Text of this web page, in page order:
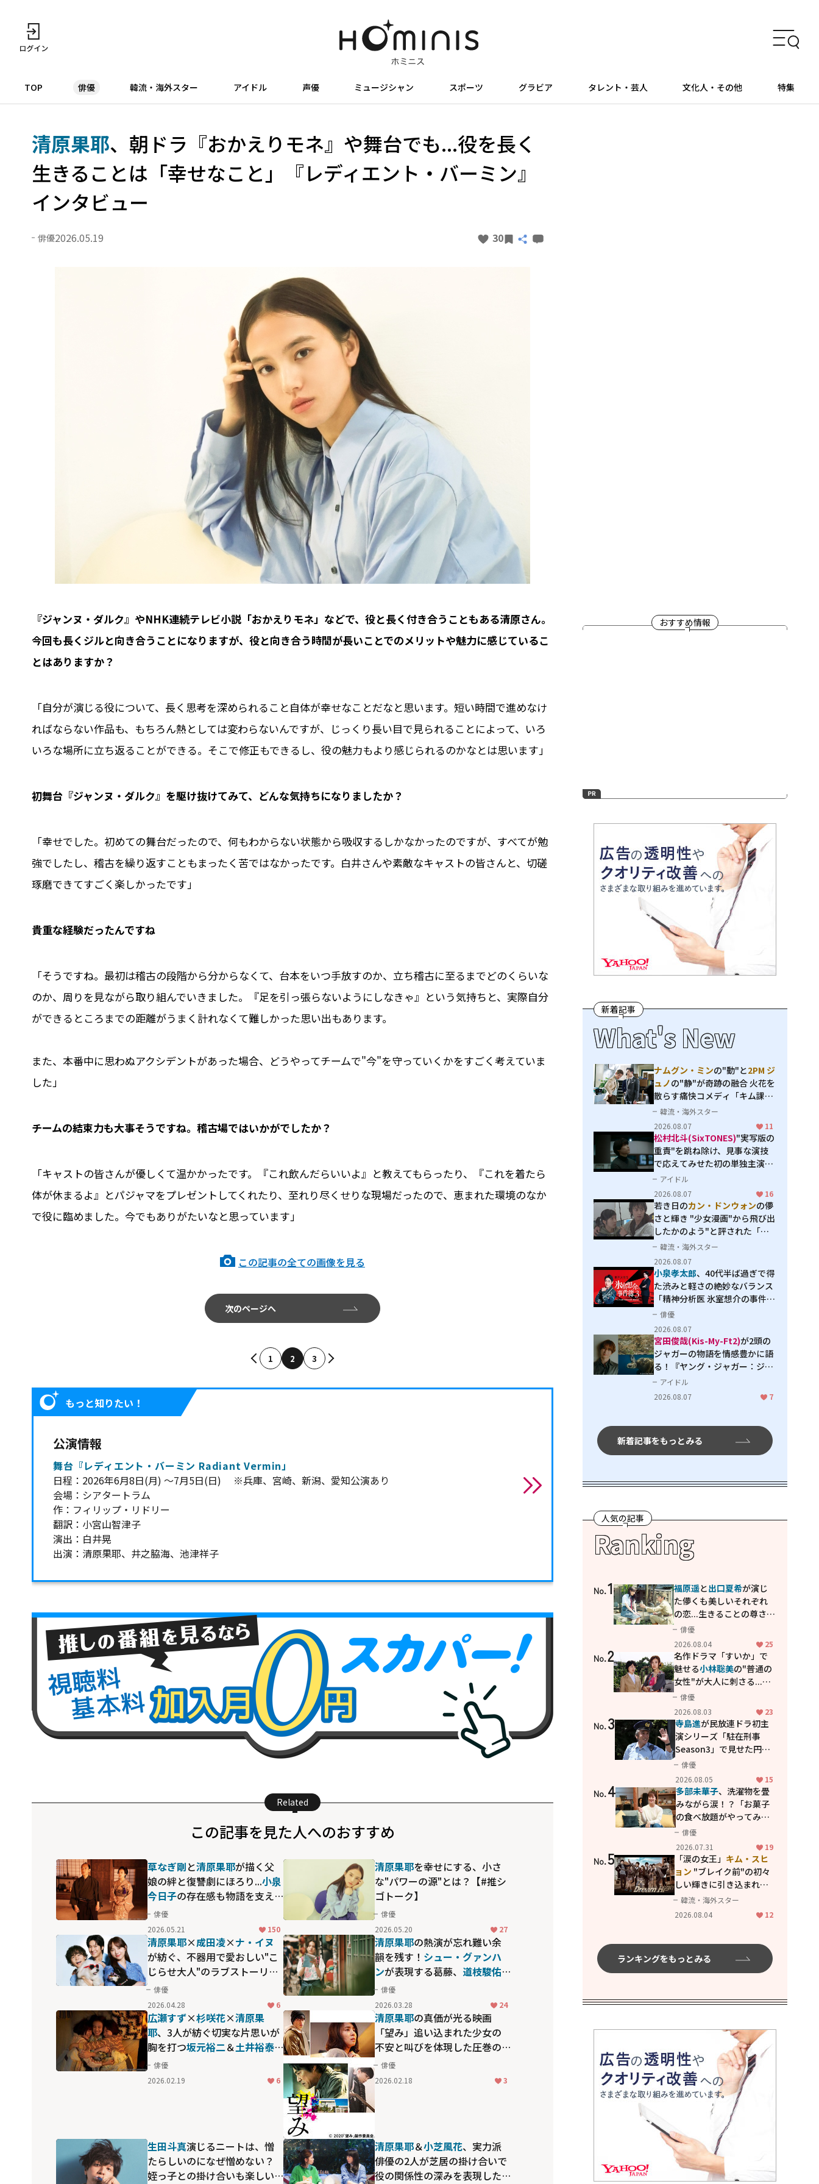
TOP 俳優 韓流・海外スター アイドル 声優 ミュージシャン スポーツ グラビア タレント・芸人 文化人・その他 特集
清原果耶、朝ドラ『おかえりモネ』や舞台でも...役を長く
生きることは「幸せなこと」『レディエント・バーミン』
インタビュー
俳優2026.05.19 30
――『ジャンヌ・ダルク』やNHK連続テレビ小説「おかえりモネ」などで、役と長く付き合うこともある清原さん。
今回も長くジルと向き合うことになりますが、役と向き合う時間が長いことでのメリットや魅力に感じているこ
とはありますか？
「自分が演じる役について、長く思考を深められること自体が幸せなことだなと思います。短い時間で進めなけ
ればならない作品も、もちろん熱としては変わらないんですが、じっくり長い目で見られることによって、いろ
いろな場所に立ち返ることができる。そこで修正もできるし、役の魅力もより感じられるのかなとは思います」
――初舞台『ジャンヌ・ダルク』を駆け抜けてみて、どんな気持ちになりましたか？
「幸せでした。初めての舞台だったので、何もわからない状態から吸収するしかなかったのですが、すべてが勉
強でしたし、稽古を繰り返すこともまったく苦ではなかったです。白井さんや素敵なキャストの皆さんと、切磋
琢磨できてすごく楽しかったです」
――貴重な経験だったんですね
「そうですね。最初は稽古の段階から分からなくて、台本をいつ手放すのか、立ち稽古に至るまでどのくらいな
のか、周りを見ながら取り組んでいきました。『足を引っ張らないようにしなきゃ』という気持ちと、実際自分
ができるところまでの距離がうまく計れなくて難しかった思い出もあります。
また、本番中に思わぬアクシデントがあった場合、どうやってチームで"今"を守っていくかをすごく考えていま
した」
――チームの結束力も大事そうですね。稽古場ではいかがでしたか？
「キャストの皆さんが優しくて温かかったです。『これ飲んだらいいよ』と教えてもらったり、『これを着たら
体が休まるよ』とパジャマをプレゼントしてくれたり、至れり尽くせりな現場だったので、恵まれた環境のなか
で役に臨めました。今でもありがたいなと思っています」
この記事の全ての画像を見る
次のページへ
1 2 3
もっと知りたい！
公演情報
舞台『レディエント・バーミン Radiant Vermin」
日程：2026年6月8日(月) 〜7月5日(日) ※兵庫、宮崎、新潟、愛知公演あり
会場：シアタートラム
作：フィリップ・リドリー
翻訳：小宮山智津子
演出：白井晃
出演：清原果耶、井之脇海、池津祥子
Related
この記事を見た人へのおすすめ
草なぎ剛と清原果耶が描く父
娘の絆と復讐劇にほろり...小泉
今日子の存在感も物語を支え
る映画「碁盤斬り」
俳優
2026.05.21
150
清原果耶を幸せにする、小さ
な"パワーの源"とは？【#推シ
ゴトーク】
俳優
2026.05.20
27
清原果耶×成田凌×ナ・イヌ
が紡ぐ、不器用で愛おしい"こ
じらせ大人"のラブストーリー
「初恋DOGs」
俳優
2026.04.28
6
清原果耶の熱演が忘れ難い余
韻を残す！ シュー・グァンハ
ンが表現する葛藤、 道枝駿佑
(なにわ男子)
い映画「青春18×2 君へと続く
道」
俳優
2026.03.28
24
広瀬すず×杉咲花×清原果
耶、3人が紡ぐ切実な片思いが
胸を打つ――坂元裕二＆土井裕泰
の再タッグ作「片思い世界」
俳優
2026.02.19
6
清原果耶の真価が光る映画
「望み」――追い込まれた少女の
不安と叫びを体現した圧巻の
演技
俳優
2026.02.18
3
生田斗真演じるニートは、憎
たらしいのになぜ憎めない？
姪っ子との掛け合いも楽しい
清原果耶＆小芝風花、実力派
俳優の2人が芝居の掛け合いで
役の関係性の深みを表現した
おすすめ情報
新着記事
What's New
ナムグン・ミンの"動"と2PM ジ
ュノの"静"が奇跡の融合 火花を
散らす痛快コメディ「キム課長
とソ理事～Bravo! Your Life
～」
韓流・海外スター
2026.08.07
11
松村北斗(SixTONES)"実写版の
重責"を跳ね除け、見事な演技
で応えてみせた初の単独主演映
画「秒速5センチメートル」
アイドル
2026.08.07
16
若き日のカン・ドンウォンの儚
さと輝き "少女漫画"から飛び出
したかのよう"と評された「オ
オカミの誘惑」
韓流・海外スター
2026.08.07
小泉孝太郎、40代半ば過ぎで得
た渋みと軽さの絶妙なバランス
「精神分析医 氷室想介の事件簿
３」で見せる進化
俳優
2026.08.07
宮田俊哉(Kis-My-Ft2)が2頭の
ジャガーの物語を情感豊かに語
る！『ヤング・ジャガー：ジャ
ングル王への道』『ジャガーと
ウミガメの物語：熱帯林の守護
アイドル
2026.08.07
7
新着記事をもっとみる
人気の記事
Ranking
No.1 福原遥と出口夏希が演じ
た儚くも美しいそれぞれ
の恋...生きることの尊さを
教えてくれた映画「あの
花が咲く丘で、君とまた出
会えたら。」
俳優
2026.08.04
25
No.2
名作ドラマ「すいか」で
魅せる小林聡美の"普通の
女性"が大人に刺さる...映
画「かもめ食堂」にも通
じる静かな芝居
俳優
2026.08.03
23
No.3 寺島進が民放連ドラ初主
演シリーズ「駐在刑事
Season3」で見せた円熟
の演技
俳優
2026.08.05
15
No.4 多部未華子、洗濯物を畳
みながら涙！？「お菓子
の食べ放題がやってみた
い」ハンディファン4台の
暑さ対策も明かす
俳優
2026.07.31
19
No.5 「涙の女王」 キム・スヒ
ョン "ブレイク前"の初々
しい輝きに引き込まれ
る...2PM テギョン
共演の青春名作「ドリー
韓流・海外スター
2026.08.04
12
ランキングをもっとみる